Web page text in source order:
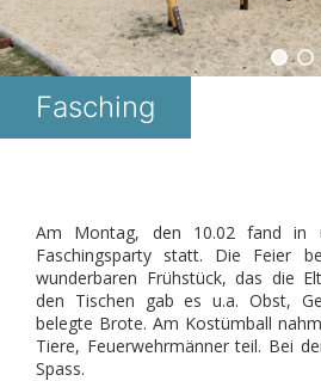
Fasching
Am Montag, den 10.02 fand in
Faschingsparty statt. Die Feier
wunderbaren Frühstück, das die
den Tischen gab es u.a. Obst,
belegte Brote. Am Kostümball
Tiere, Feuerwehrmänner teil. Bei
Spass.